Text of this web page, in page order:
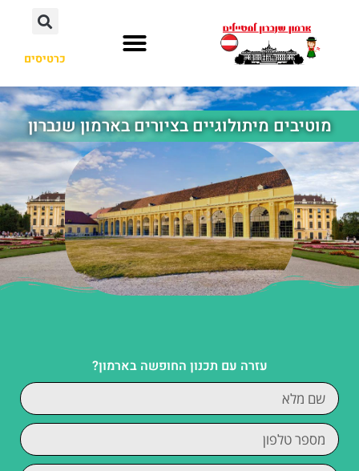
כרטיסים
מוטיבים מיתולוגיים בציורים בארמון שנברון
עזרה עם תכנון החופשה בארמון?